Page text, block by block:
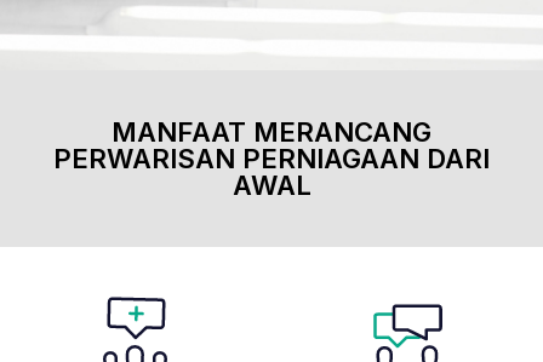
MANFAAT MERANCANG
PERWARISAN PERNIAGAAN DARI
AWAL